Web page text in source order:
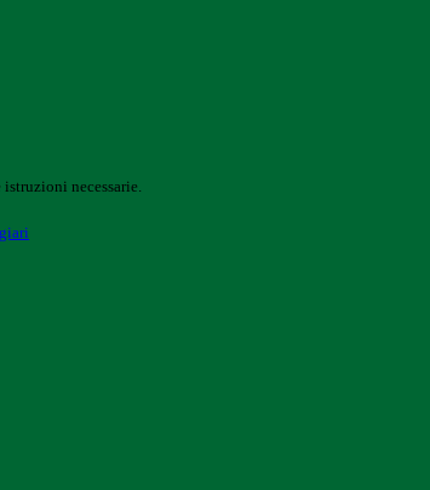
necessarie.